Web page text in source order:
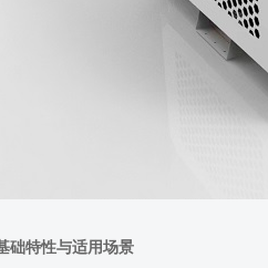
础特性与适用场景